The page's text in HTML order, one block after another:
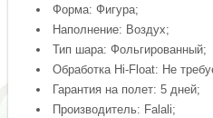
Форма: Фигура;
Наполнение: Воздух;
Тип шара: Фольгированный;
Обработка Hi-Float: Не
Гарантия на полет: 5 дней;
Производитель: Falali;